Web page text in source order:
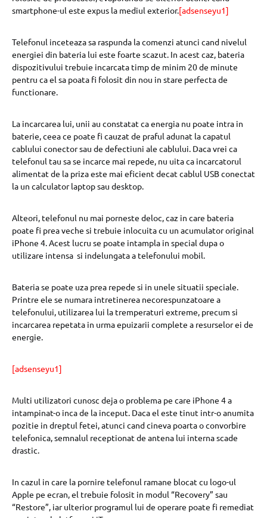
smartphone-ul este expus la mediul exterior.[adsenseyu1]
Telefonul inceteaza sa raspunda la comenzi atunci cand nivelul
energiei din bateria lui este foarte scazut. In acest caz, bateria
dispozitivului trebuie incarcata timp de minim 20 de minute
pentru ca el sa poata fi folosit din nou in stare perfecta de
functionare.
La incarcarea lui, unii au constatat ca energia nu poate intra in
baterie, ceea ce poate fi cauzat de praful adunat la capatul
cablului conector sau de defectiuni ale cablului. Daca vrei ca
telefonul tau sa se incarce mai repede, nu uita ca incarcatorul
alimentat de la priza este mai eficient decat cablul USB conectat
la un calculator laptop sau desktop.
Alteori, telefonul nu mai porneste deloc, caz in care bateria
poate fi prea veche si trebuie inlocuita cu un acumulator original
iPhone 4. Acest lucru se poate intampla in special dupa o
utilizare intensa si indelungata a telefonului mobil.
Bateria se poate uza prea repede si in unele situatii speciale.
Printre ele se numara intretinerea necorespunzatoare a
telefonului, utilizarea lui la tremperaturi extreme, precum si
incarcarea repetata in urma epuizarii complete a resurselor ei de
energie.
[adsenseyu1]
Multi utilizatori cunosc deja o problema pe care iPhone 4 a
intampinat-o inca de la inceput. Daca el este tinut intr-o anumita
pozitie in dreptul fetei, atunci cand cineva poarta o convorbire
telefonica, semnalul receptionat de antena lui interna scade
drastic.
In cazul in care la pornire telefonul ramane blocat cu logo-ul
Apple pe ecran, el trebuie folosit in modul “Recovery” sau
“Restore”, iar ulterior programul lui de operare poate fi remediat